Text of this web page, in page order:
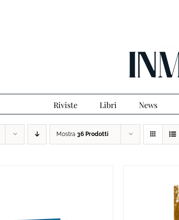
Riviste Libri News
Mostra 36 Prodotti